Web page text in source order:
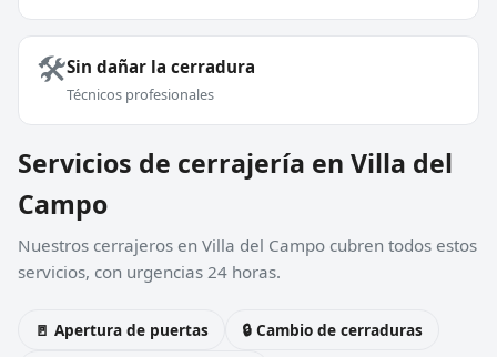
🛠️Sin dañar la cerradura
Técnicos profesionales
Servicios de cerrajería en Villa del
Campo
Nuestros cerrajeros en Villa del Campo cubren todos estos
servicios, con urgencias 24 horas.
🚪 Apertura de puertas
🔒 Cambio de cerraduras